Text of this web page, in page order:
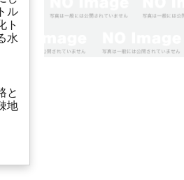
ル
ト
水
と
地